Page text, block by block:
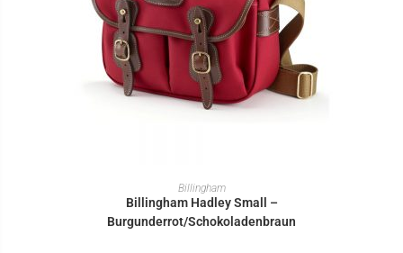
IN DEN WARENKORB
Billingham
Billingham Hadley Small –
Burgunderrot/Schokoladenbraun